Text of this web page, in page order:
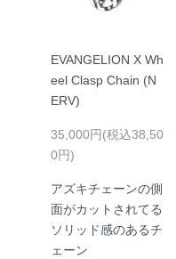
EVANGELION X Wh
eel Clasp Chain (N
ERV)
35,000円(税込38,50
0円)
アズキチェーンの側
面がカットされてる
ソリッド感のあるチ
ェーン